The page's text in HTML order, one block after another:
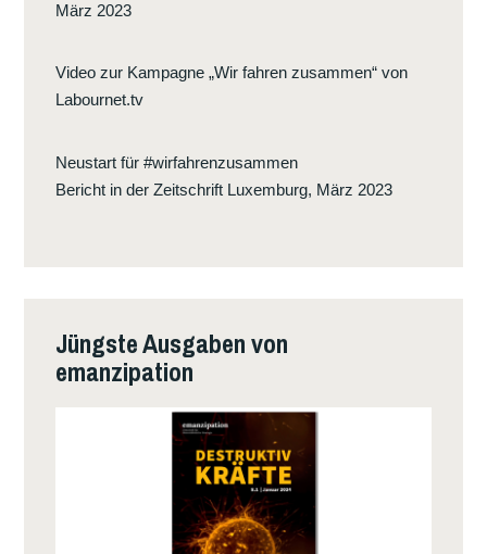
März 2023
Video zur Kampagne „Wir fahren zusammen“ von
Labournet.tv
Neustart für #wirfahrenzusammen
Bericht in der Zeitschrift Luxemburg, März 2023
Jüngste Ausgaben von
emanzipation